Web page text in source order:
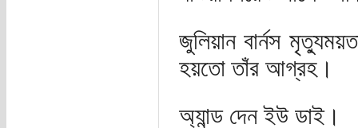
জুলিয়ান বার্নস
হয়তো তাঁর আগ্রহ।
অ্যান্ড দেন ইউ ডাই।